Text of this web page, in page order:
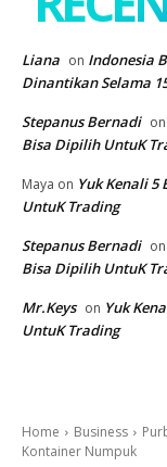
Liana on Indonesia
Dinantikan Selama
Stepanus Bernadi on
Bisa Dipilih UntuK
Maya on Yuk Kenali
UntuK Trading
Stepanus Bernadi on
Bisa Dipilih UntuK
Mr.Keys on Yuk
UntuK Trading